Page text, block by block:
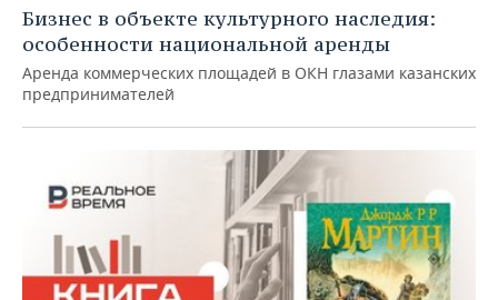
Бизнес в объекте культурного наследия:
особенности национальной аренды
Аренда коммерческих площадей в ОКН глазами казанских
предпринимателей